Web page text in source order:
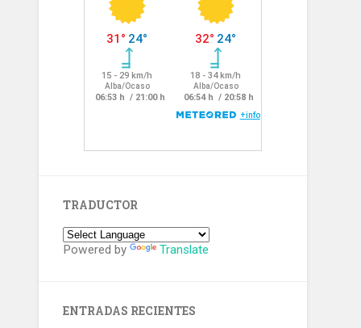
TRADUCTOR
Powered by Translate
ENTRADAS RECIENTES